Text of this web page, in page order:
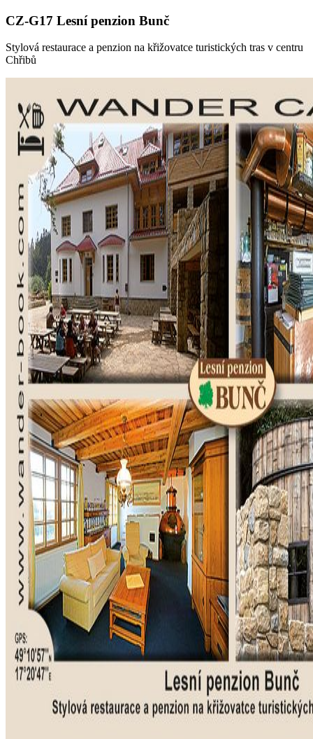
CZ-G17 Lesní penzion Bunč
Stylová restaurace a penzion na křižovatce turistických tras v centru
Chřibů